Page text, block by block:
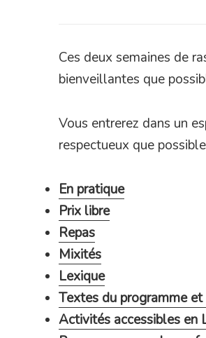
Ces deux semaines de
bienveillantes que
Vous entrerez dans un
respectueux que
En pratique
Prix libre
Repas
Mixités
Lexique
Textes du programme
Activités accessibles en